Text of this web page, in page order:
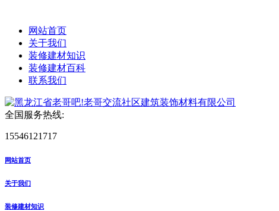
网站首页
关于我们
装修建材知识
装修建材百科
联系我们
全国服务热线:
15546121717
网站首页
关于我们
装修建材知识